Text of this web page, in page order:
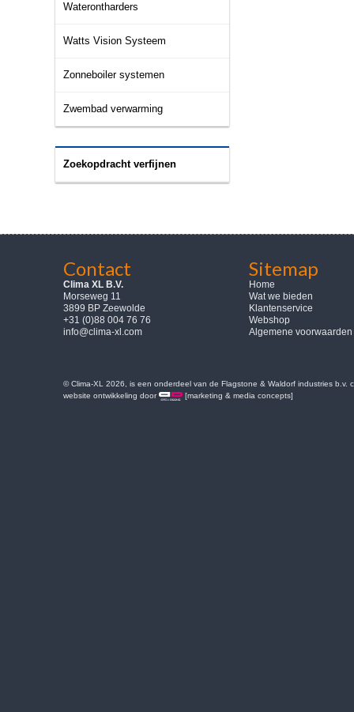
Waterontharders
Watts Vision Systeem
Zonneboiler systemen
Zwembad verwarming
Zoekopdracht verfijnen
Contact
Clima XL B.V.
Morseweg 11
3899 BP Zeewolde
+31 (0)88 004 76 76
info@clima-xl.com
Sitemap
Home
Wat we bieden
Klantenservice
Webshop
Algemene voorwaarden
© Clima-XL 2026, is een onderdeel van de Flagstone & Waldorf industries b.v.
website ontwikkeling door
[marketing & media concepts]